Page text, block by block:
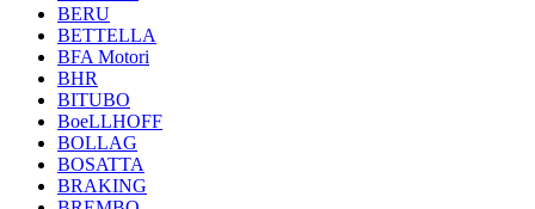
BERU
BETTELLA
BFA Motori
BHR
BITUBO
BoeLLHOFF
BOLLAG
BOSATTA
BRAKING